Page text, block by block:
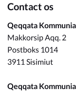
Contact os
Qeqqata
Makkorsip Aqq. 2
Postboks 1014
3911 Sisimiut
Qeqqata